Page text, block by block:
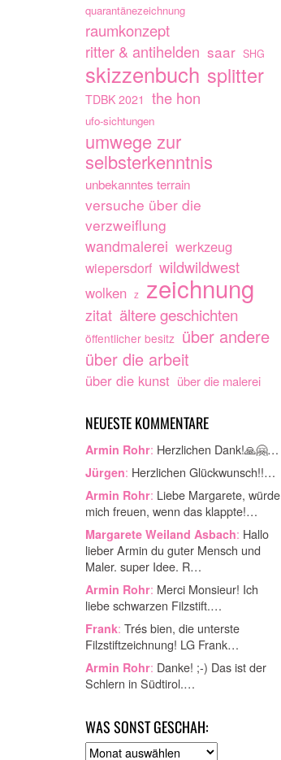
quarantänezeichnung
raumkonzept
ritter & antihelden saar SHG
skizzenbuch splitter
TDBK 2021 the hon
ufo-sichtungen
umwege zur
selbsterkenntnis
unbekanntes terrain
versuche über die
verzweiflung
wandmalerei werkzeug
wiepersdorf wildwildwest
wolken z zeichnung
zitat ältere geschichten
öffentlicher besitz über andere
über die arbeit
über die kunst über die malerei
NEUESTE KOMMENTARE
Armin Rohr: Herzlichen Dank!🙏🤗…
Jürgen: Herzlichen Glückwunsch!!…
Armin Rohr: Liebe Margarete, würde
mich freuen, wenn das klappte!…
Margarete Weiland Asbach: Hallo
lieber Armin du guter Mensch und
Maler. super Idee. R…
Armin Rohr: Merci Monsieur! Ich
liebe schwarzen Filzstift.…
Frank: Trés bien, die unterste
Filzstiftzeichnung! LG Frank…
Armin Rohr: Danke! ;-) Das ist der
Schlern in Südtirol.…
WAS SONST GESCHAH:
A